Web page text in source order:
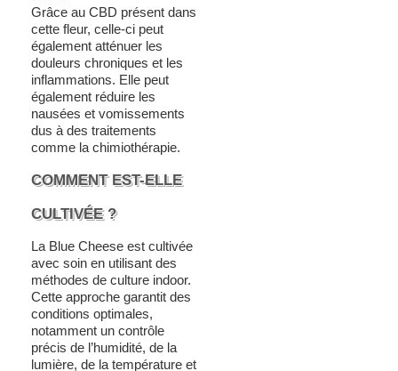
Grâce au CBD présent dans
cette fleur, celle-ci peut
également atténuer les
douleurs chroniques et les
inflammations. Elle peut
également réduire les
nausées et vomissements
dus à des traitements
comme la chimiothérapie.
COMMENT EST-ELLE
CULTIVÉE ?
La Blue Cheese est cultivée
avec soin en utilisant des
méthodes de culture indoor.
Cette approche garantit des
conditions optimales,
notamment un contrôle
précis de l’humidité, de la
lumière, de la température et